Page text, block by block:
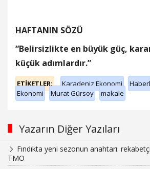
HAFTANIN SÖZÜ
“Belirsizlikte en büyük güç,
küçük adımlardır.”
ETİKETLER; Karadeniz Ekonomi
Ekonomi
Murat Gürsoy makale
Yazarın Diğer Yazıları
Fındıkta yeni sezonun anahtarı:
TMO